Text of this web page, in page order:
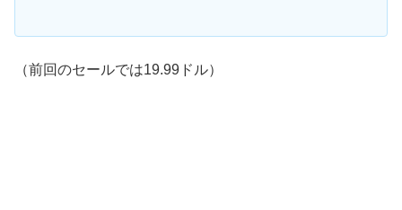
（前回のセールでは19.99ドル）